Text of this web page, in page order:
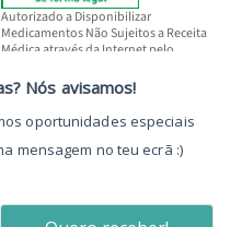
Autorizado a Disponibilizar
Medicamentos Não Sujeitos a Receita
Médica através da Internet pelo